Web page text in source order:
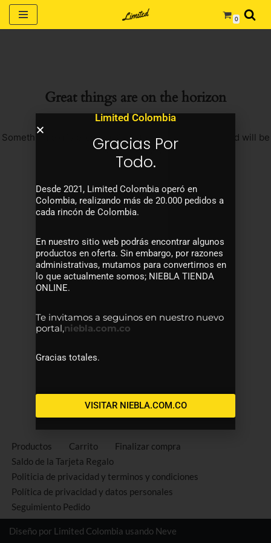
Saltar
0
Great things are on the horizon
Something big is brewing! Our store is in the works and will be
launching soon!
Productos Carrito
Finalizar compra
Saldo de la Tarjeta Regalo
Politicia de privacidad y terminos y condiciones
Política de privacidad y datos personales
Seguimiento Pedido
Diseño por Limited Colombia usando Neve
Limited Colombia
Gracias Por
Todo.
Desde 2021, Limited Colombia operó en
Colombia, realizando más de 20.000 pedidos a
cada rincón de Colombia.
En nuestro sitio web podrás encontrar algunos
productos en oferta. Sin embargo, por razones
administrativas, mutamos para convertirnos en
lo que actualmente somos; NIEBLA TIENDA
ONLINE.
Te invitamos a seguinos en nuestro nuevo
portal,niebla.com.co
Gracias totales.
VISITAR NIEBLA.COM.CO